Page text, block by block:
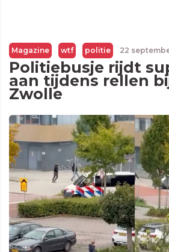
Magazine wtf politie 22
Politiebusje rijdt
aan tijdens rellen
Zwolle